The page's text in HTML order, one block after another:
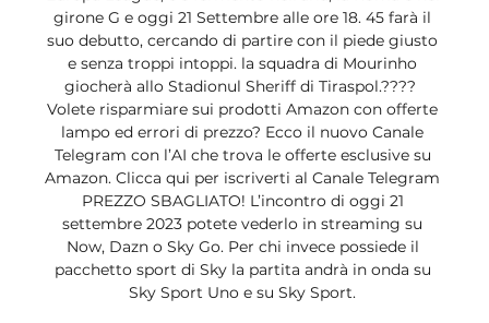
girone G e oggi 21 Settembre alle ore 18. 45 farà il
suo debutto, cercando di partire con il piede giusto
e senza troppi intoppi. la squadra di Mourinho
giocherà allo Stadionul Sheriff di Tiraspol.???? ️
Volete risparmiare sui prodotti Amazon con offerte
lampo ed errori di prezzo? Ecco il nuovo Canale
Telegram con l’AI che trova le offerte esclusive su
Amazon. Clicca qui per iscriverti al Canale Telegram
PREZZO SBAGLIATO! L’incontro di oggi 21
settembre 2023 potete vederlo in streaming su
Now, Dazn o Sky Go. Per chi invece possiede il
pacchetto sport di Sky la partita andrà in onda su
Sky Sport Uno e su Sky Sport.